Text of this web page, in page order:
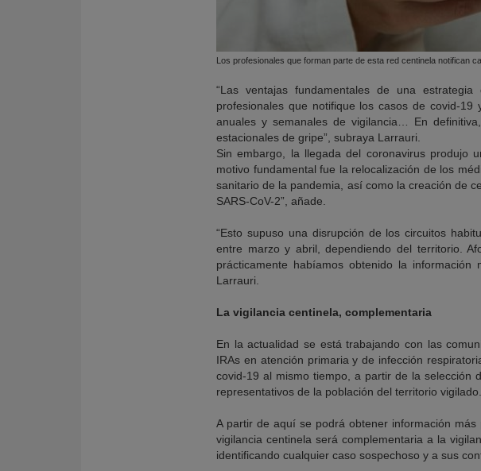
Los profesionales que forman parte de esta red centinela notifican
“Las ventajas fundamentales de una
profesionales que notifique los casos de covid-
anuales y semanales de vigilancia… En
estacionales de gripe”, subraya Larrauri.
Sin embargo, la llegada del coronavirus produjo
motivo fundamental fue la relocalización de los
sanitario de la pandemia, así como la creación de
SARS-CoV-2”, añade.
“Esto supuso una disrupción de los circuitos
entre marzo y abril, dependiendo del territorio.
prácticamente habíamos obtenido la información
Larrauri.
La vigilancia centinela, complementaria
En la actualidad se está trabajando con las
IRAs en atención primaria y de infección
covid-19 al mismo tiempo, a partir de la selección
representativos de la población del territorio vigilado.
A partir de aquí se podrá obtener información
vigilancia centinela será complementaria a la
identificando cualquier caso sospechoso y a sus